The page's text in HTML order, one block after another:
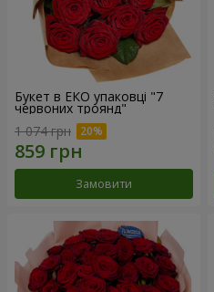
Букет в ЕКО упаковці "7
червоних троянд"
1 074 грн
Замовити